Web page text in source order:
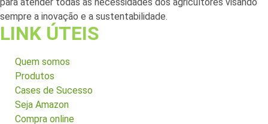
sempre a inovação e a sustentabilidade.
LINK ÚTEIS
Quem somos
Produtos
Cases de Sucesso
Seja Amazon
Compra online